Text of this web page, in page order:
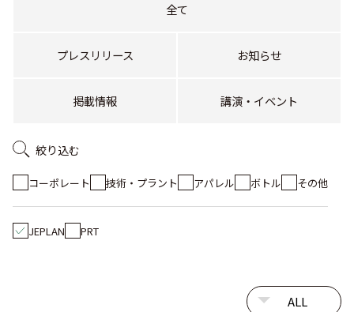
全て
プレスリリース お知らせ
掲載情報 講演・イベント
絞り込む
コーポレート 技術・プラント アパレル ボトル その他
JEPLAN PRT